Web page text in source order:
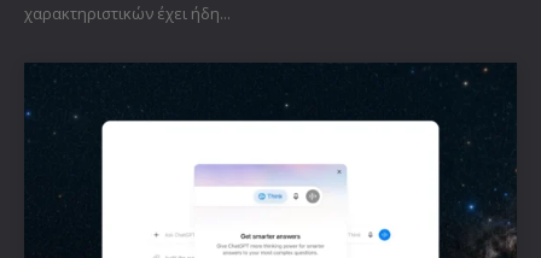
χαρακτηριστικών έχει ήδη...